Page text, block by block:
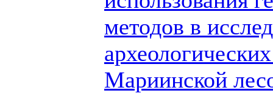
методов в
Мариинской